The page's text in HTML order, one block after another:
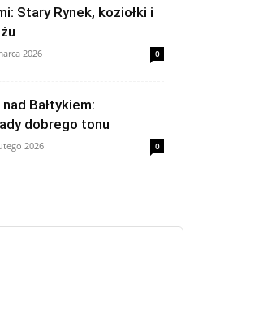
Stary Rynek, koziołki i
2026 0
Bałtykiem:
dobrego tonu
2026 0